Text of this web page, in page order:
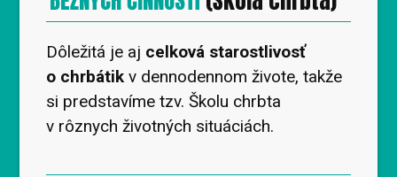
Dôležitá je aj celková starostlivosť
o chrbátik v dennodennom živote, takže
si predstavíme tzv. Školu chrbta
v rôznych životných situáciách.